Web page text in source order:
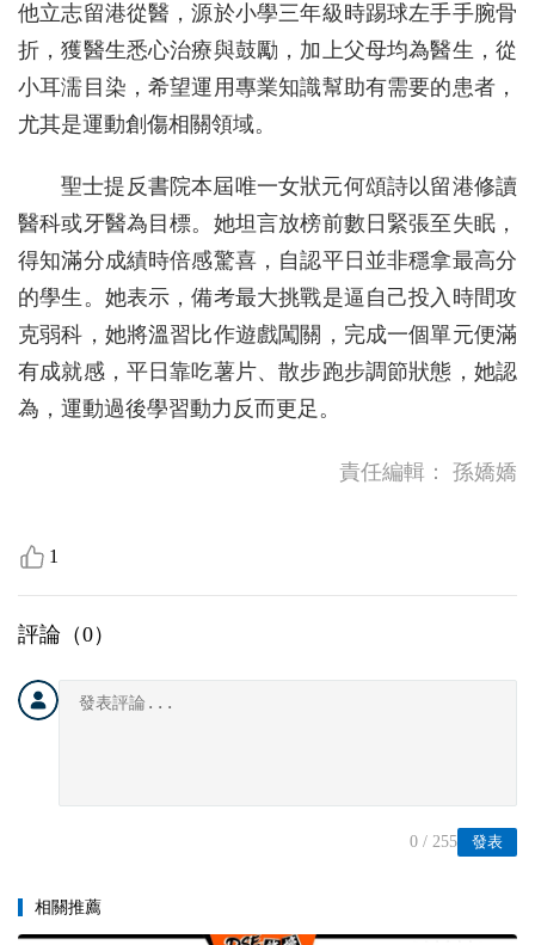
他立志留港從醫，源於小學三年級時踢球左手手腕骨
折，獲醫生悉心治療與鼓勵，加上父母均為醫生，從
小耳濡目染，希望運用專業知識幫助有需要的患者，
尤其是運動創傷相關領域。
聖士提反書院本屆唯一女狀元何頌詩以留港修讀
醫科或牙醫為目標。她坦言放榜前數日緊張至失眠，
得知滿分成績時倍感驚喜，自認平日並非穩拿最高分
的學生。她表示，備考最大挑戰是逼自己投入時間攻
克弱科，她將溫習比作遊戲闖關，完成一個單元便滿
有成就感，平日靠吃薯片、散步跑步調節狀態，她認
為，運動過後學習動力反而更足。
責任編輯： 孫嬌嬌
1
評論（0）
發表
0 / 255
相關推薦